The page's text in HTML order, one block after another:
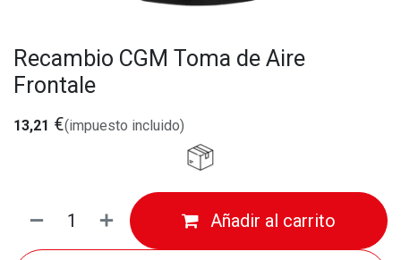
Recambio CGM Toma de Aire
Frontale
13,21 €(impuesto incluido)
Añadir al carrito